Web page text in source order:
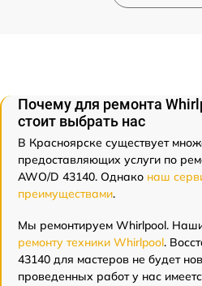
Почему для ремонта
стоит выбрать нас
В Красноярске существует
предоставляющих услуги по
AWO/D 43140. Однако наш
преимуществами.
Мы ремонтируем Whirlpool.
ремонту техники Whirlpool.
43140 для мастеров не будет
проведенных работ у нас